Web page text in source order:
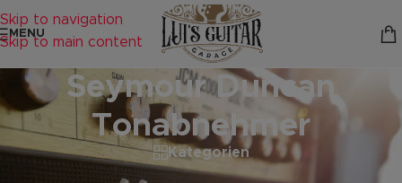
Skip to navigation
Skip to main content
MENU
Seymour Duncan
Tonabnehmer
Kategorien